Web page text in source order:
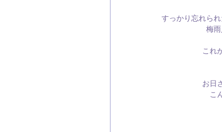
すっかり忘れら
梅
これ
お日
こ